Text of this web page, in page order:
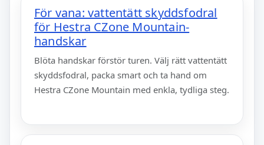
För vana: vattentätt skyddsfodral
för Hestra CZone Mountain-
handskar
Blöta handskar förstör turen. Välj rätt vattentätt
skyddsfodral, packa smart och ta hand om
Hestra CZone Mountain med enkla, tydliga steg.